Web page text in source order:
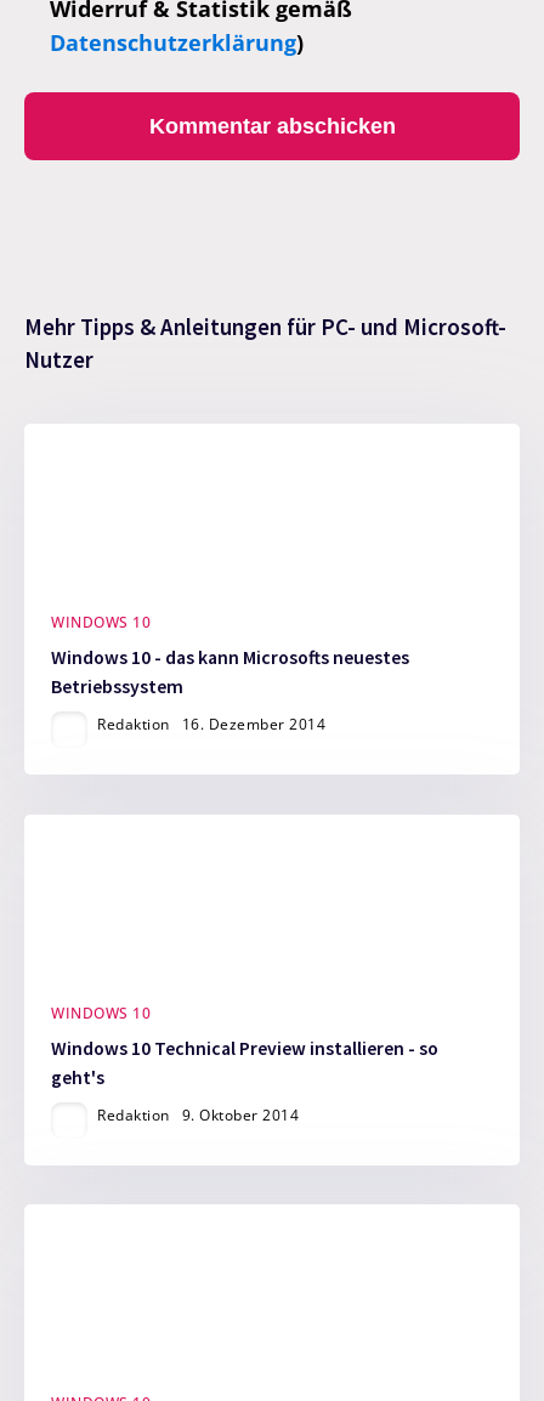
Widerruf & Statistik gemäß
Datenschutzerklärung)
Mehr Tipps & Anleitungen für PC- und Microsoft-
Nutzer
WINDOWS 10
Windows 10 - das kann Microsofts neuestes
Betriebssystem
Redaktion 16. Dezember 2014
WINDOWS 10
Windows 10 Technical Preview installieren - so
geht's
Redaktion 9. Oktober 2014